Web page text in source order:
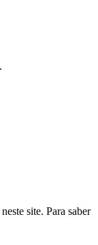
site. Para saber